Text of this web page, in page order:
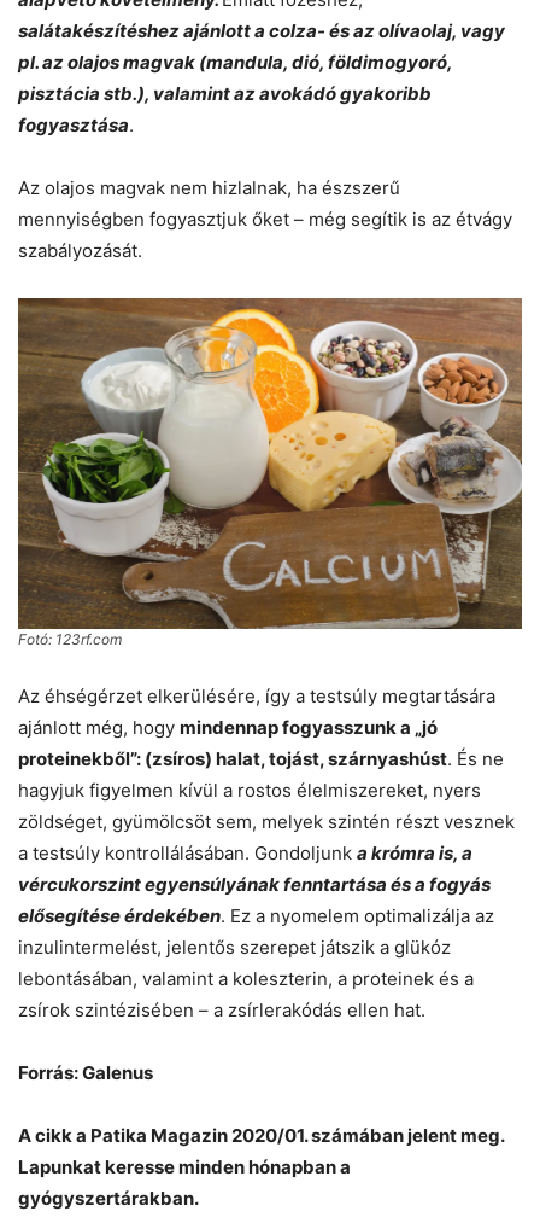
salátakészítéshez ajánlott a colza- és az olívaolaj, vagy
pl. az olajos magvak (mandula, dió, földimogyoró,
pisztácia stb.), valamint az avokádó gyakoribb
fogyasztása.
Az olajos magvak nem hizlalnak, ha észszerű
mennyiségben fogyasztjuk őket – még segítik is az étvágy
szabályozását.
Fotó: 123rf.com
Az éhségérzet elkerülésére, így a testsúly megtartására
ajánlott még, hogy mindennap fogyasszunk a „jó
proteinekből”: (zsíros) halat, tojást, szárnyashúst. És ne
hagyjuk figyelmen kívül a rostos élelmiszereket, nyers
zöldséget, gyümölcsöt sem, melyek szintén részt vesznek
a testsúly kontrollálásában. Gondoljunk a krómra is, a
vércukorszint egyensúlyának fenntartása és a fogyás
elősegítése érdekében. Ez a nyomelem optimalizálja az
inzulintermelést, jelentős szerepet játszik a glükóz
lebontásában, valamint a koleszterin, a proteinek és a
zsírok szintézisében – a zsírlerakódás ellen hat.
Forrás: Galenus
A cikk a Patika Magazin 2020/01. számában jelent meg.
Lapunkat keresse minden hónapban a
gyógyszertárakban.